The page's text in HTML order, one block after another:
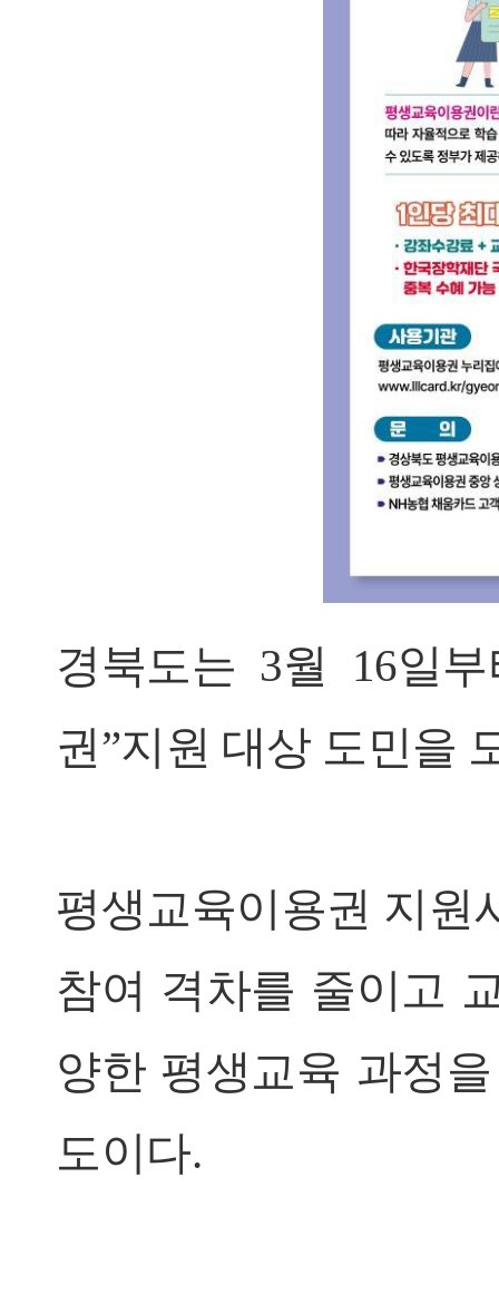
경북도는 3월 16일
권”지원 대상 도민을
평생교육이용권 지원
참여 격차를 줄이고
양한 평생교육 과정
도이다.